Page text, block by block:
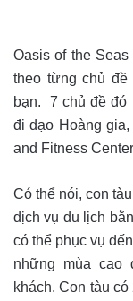
Oasis of the
theo từng chủ đề
bạn. 7 chủ đề đó
đi dạo Hoàng
and Fitness
Có thể nói, con
dịch vụ du lịch
có thể phục vụ
những mùa cao
khách. Con tàu